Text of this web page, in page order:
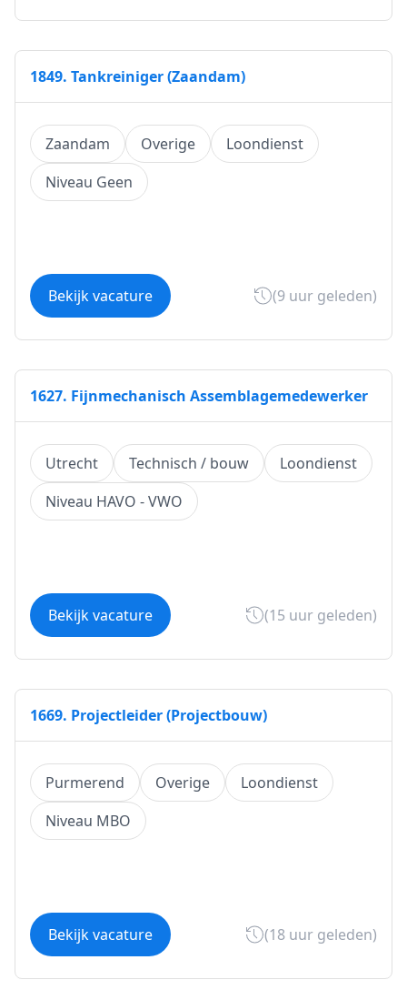
1849. Tankreiniger (Zaandam)
Zaandam Overige
Loondienst
Niveau Geen
Bekijk vacature (9 uur geleden)
1627. Fijnmechanisch Assemblagemedewerker
Utrecht Technisch / bouw
Loondienst
Niveau HAVO - VWO
Bekijk vacature (15 uur geleden)
1669. Projectleider (Projectbouw)
Purmerend Overige
Loondienst
Niveau MBO
Bekijk vacature (18 uur geleden)